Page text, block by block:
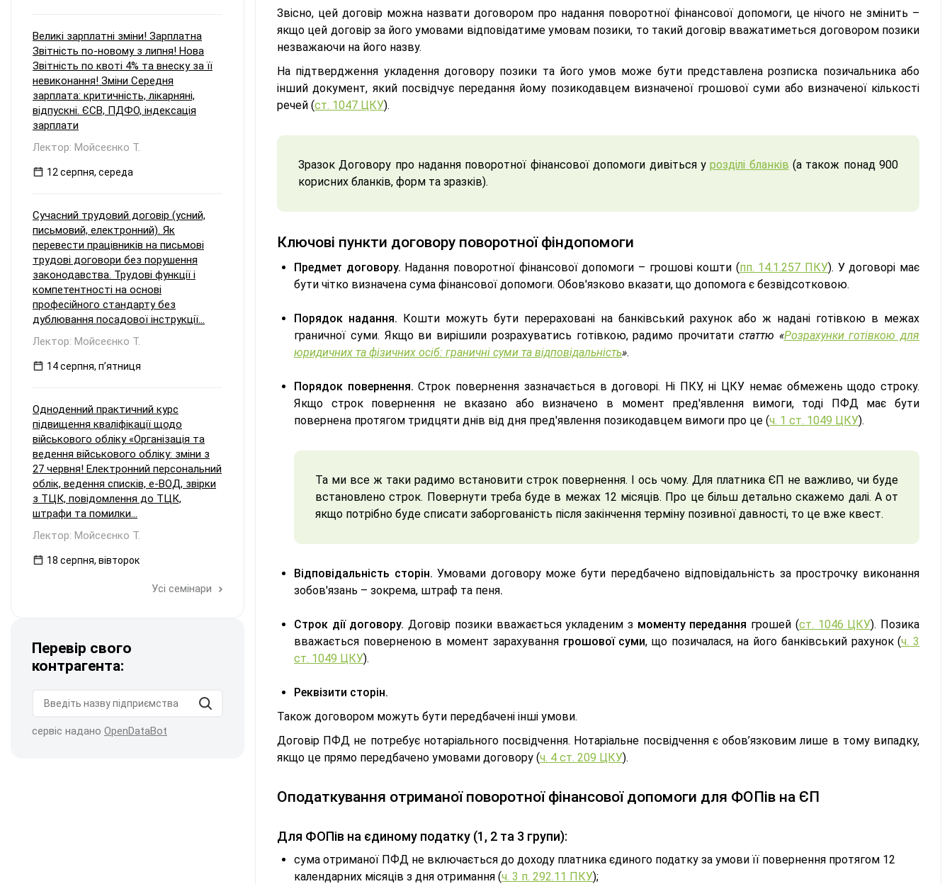
Звісно, цей договір можна назвати договором про надання поворотної фінансової допомоги, це нічого не змінить –
якщо цей договір за його умовами відповідатиме умовам позики, то такий договір вважатиметься договором позики
незважаючи на його назву.
На підтвердження укладення договору позики та його умов може бути представлена розписка позичальника або
інший документ, який посвідчує передання йому позикодавцем визначеної грошової суми або визначеної кількості
речей (ст. 1047 ЦКУ).
Зразок Договору про надання поворотної фінансової допомоги дивіться урозділі бланків (а також понад 900
корисних бланків, форм та зразків).
Ключові пункти договору поворотної фіндопомоги
Предмет договору. Надання поворотної фінансової допомоги – грошові кошти (пп. 14.1.257 ПКУ). У договорі має
бути чітко визначена сума фінансової допомоги. Обов'язково вказати, що допомога є безвідсотковою.
Порядок надання. Кошти можуть бути перераховані на банківський рахунок або ж надані готівкою в межах
граничної суми. Якщо ви вирішили розрахуватись готівкою, радимо прочитати статтю «Розрахунки готівкою для
юридичних та фізичних осіб: граничні суми та відповідальність».
Порядок повернення. Строк повернення зазначається в договорі. Ні ПКУ, ні ЦКУ немає обмежень щодо строку.
Якщо строк повернення не вказано або визначено в момент пред'явлення вимоги, тоді ПФД має бути
повернена протягом тридцяти днів від дня пред'явлення позикодавцем вимоги про це (ч. 1 ст. 1049 ЦКУ).
Та ми все ж таки радимо встановити строк повернення. І ось чому. Для платника ЄП не важливо, чи буде
встановлено строк. Повернути треба буде в межах 12 місяців. Про це більш детально скажемо далі. А от
якщо потрібно буде списати заборгованість після закінчення терміну позивної давності, то це вже квест.
Відповідальність сторін.Умовами договору може бути передбачено відповідальність за прострочку виконання
зобов'язань – зокрема, штраф та пеня.
Строк дії договору. Договір позики вважається укладеним з моменту передання грошей (ст. 1046 ЦКУ). Позика
вважається поверненою в момент зарахування грошової суми, що позичалася, на його банківський рахунок (ч. 3
ст. 1049 ЦКУ).
Реквізити сторін.
Також договором можуть бути передбачені інші умови.
Договір ПФД не потребує нотаріального посвідчення. Нотаріальне посвідчення є обов’язковим лише в тому випадку,
якщо це прямо передбачено умовами договору (ч. 4 ст. 209 ЦКУ).
Оподаткування отриманої поворотної фінансової допомоги для ФОПів на ЄП
Для ФОПів на єдиному податку (1, 2 та 3 групи):
сума отриманої ПФД не включається до доходу платника єдиного податку за умови її повернення протягом 12
календарних місяців з дня отримання (ч. 3 п. 292.11 ПКУ);
Великі зарплатні зміни! Зарплатна
Звітність по-новому з липня! Нова
Звітність по квоті 4% та внеску за її
невиконання! Зміни Середня
зарплата: критичність, лікарняні,
відпускні. ЄСВ, ПДФО, індексація
зарплати
Лектор: Мойсеєнко Т.
12 серпня, середа
Сучасний трудовий договір (усний,
письмовий, електронний). Як
перевести працівників на письмові
трудові договори без порушення
законодавства. Трудові функції і
компетентності на основі
професійного стандарту без
дублювання посадової інструкції...
Лектор: Мойсеєнко Т.
14 серпня, пʼятниця
Одноденний практичний курс
підвищення кваліфікації щодо
військового обліку «Організація та
ведення військового обліку: зміни з
27 червня! Електронний персональний
облік, ведення списків, е-ВОД, звірки
з ТЦК, повідомлення до ТЦК,
штрафи та помилки...
Лектор: Мойсеєнко Т.
18 серпня, вівторок
Усі семінари
Перевір свого
контрагента:
сервіс надано OpenDataBot